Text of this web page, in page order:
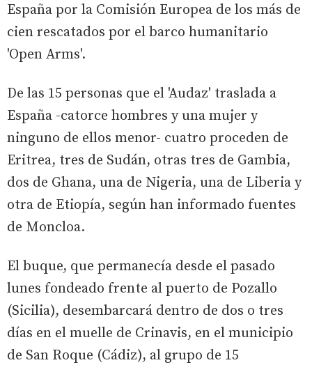
España por la Comisión Europea de los más de
cien rescatados por el barco humanitario
'Open Arms'.
De las 15 personas que el 'Audaz' traslada a
España -catorce hombres y una mujer y
ninguno de ellos menor- cuatro proceden de
Eritrea, tres de Sudán, otras tres de Gambia,
dos de Ghana, una de Nigeria, una de Liberia y
otra de Etiopía, según han informado fuentes
de Moncloa.
El buque, que permanecía desde el pasado
lunes fondeado frente al puerto de Pozallo
(Sicilia), desembarcará dentro de dos o tres
días en el muelle de Crinavis, en el municipio
de San Roque (Cádiz), al grupo de 15